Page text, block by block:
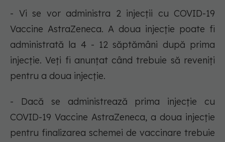
- Vi se vor administra 2 injecții cu COVID-19
Vaccine AstraZeneca. A doua injecție poate fi
administrată la 4 - 12 săptămâni după prima
injecție. Veți fi anunțat când trebuie să reveniți
pentru a doua injecție.
- Dacă se administrează prima injecție cu
COVID-19 Vaccine AstraZeneca, a doua injecție
pentru finalizarea schemei de vaccinare trebuie